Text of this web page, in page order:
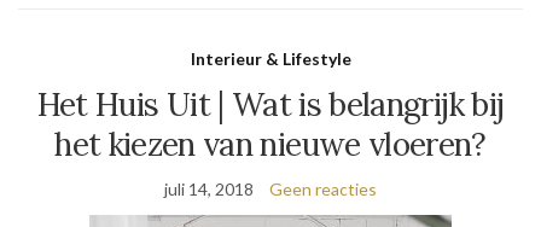
Interieur & Lifestyle
Het Huis Uit | Wat is belangrijk bij
het kiezen van nieuwe vloeren?
juli 14, 2018 Geen reacties